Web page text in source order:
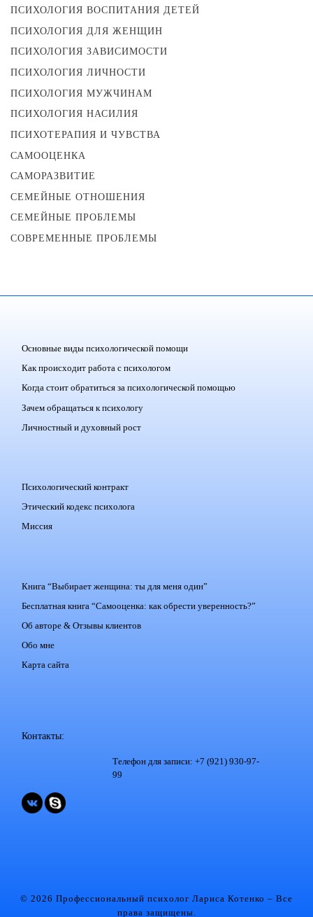
ПСИХОЛОГИЯ ВОСПИТАНИЯ ДЕТЕЙ
ПСИХОЛОГИЯ ДЛЯ ЖЕНЩИН
ПСИХОЛОГИЯ ЗАВИСИМОСТИ
ПСИХОЛОГИЯ ЛИЧНОСТИ
ПСИХОЛОГИЯ МУЖЧИНАМ
ПСИХОЛОГИЯ НАСИЛИЯ
ПСИХОТЕРАПИЯ И ЧУВСТВА
САМООЦЕНКА
САМОРАЗВИТИЕ
СЕМЕЙНЫЕ ОТНОШЕНИЯ
СЕМЕЙНЫЕ ПРОБЛЕМЫ
СОВРЕМЕННЫЕ ПРОБЛЕМЫ
Основные виды психологической помощи
Как происходит работа с психологом
Когда стоит обратиться за психологической помощью
Зачем обращаться к психологу
Личностный и духовный рост
Психологический контракт
Этический кодекс психолога
Миссия
Книга “Выбирает женщина: ты для меня один”
Бесплатная книга “Самооценка: как обрести уверенность?”
Об авторе & Отзывы клиентов
Обо мне
Карта сайта
Контакты:
Телефон для записи: +7 (921) 930-97-
99
© 2026 Профессиональный психолог Лариса Котенко – Все
права защищены.